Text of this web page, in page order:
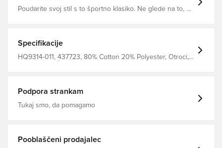
Poudarite svoj stil s to športno klasiko. Ne glede na to, ali
lahek in vzdržljiv Stranski žepi Elastične manšete in rob
100 % poliester
Specifikacije
HQ9314-011, 437723, 80% Cotton 20% Polyester, Otroci,
Podpora strankam
Tukaj smo, da pomagamo
Pooblaščeni prodajalec